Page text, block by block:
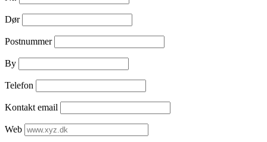
Dør
Postnummer
By
Telefon
Kontakt email
Web